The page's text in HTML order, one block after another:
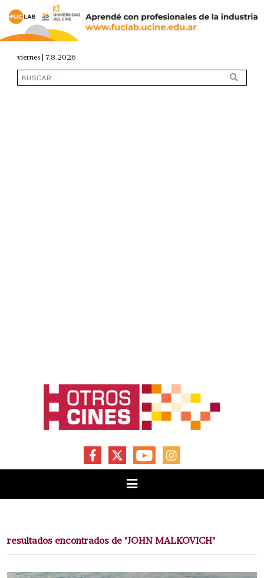
viernes | 7.8.2026
FACEBOOKYOUTUBEINSTAGRAM
resultados encontrados de "JOHN MALKOVICH"